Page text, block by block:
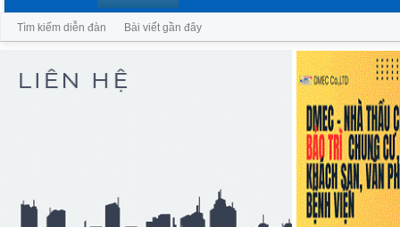
Tìm kiếm diễn đàn Bài viết gần đây